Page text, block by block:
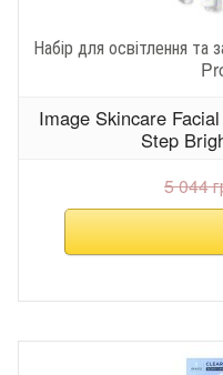
Набір для освітлення
Image Skincare
Step
5 044